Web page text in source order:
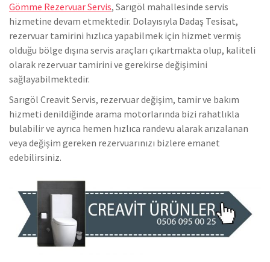
Gömme Rezervuar Servis, Sarıgöl mahallesinde servis
hizmetine devam etmektedir. Dolayısıyla Dadaş Tesisat,
rezervuar tamirini hızlıca yapabilmek için hizmet vermiş
olduğu bölge dışına servis araçları çıkartmakta olup, kaliteli
olarak rezervuar tamirini ve gerekirse değişimini
sağlayabilmektedir.
Sarıgöl Creavit Servis, rezervuar değişim, tamir ve bakım
hizmeti denildiğinde arama motorlarında bizi rahatlıkla
bulabilir ve ayrıca hemen hızlıca randevu alarak arızalanan
veya değişim gereken rezervuarınızı bizlere emanet
edebilirsiniz.